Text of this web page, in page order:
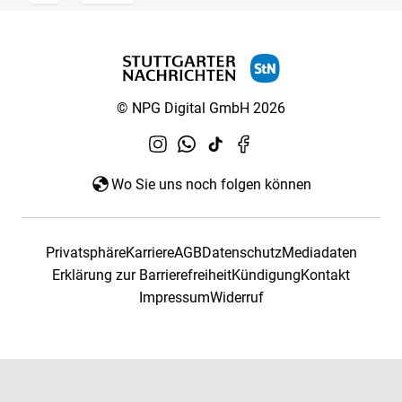
© NPG Digital GmbH 2026
Wo Sie uns noch folgen können
PrivatsphäreKarriereAGBDatenschutzMediadaten
Erklärung zur BarrierefreiheitKündigungKontakt
ImpressumWiderruf